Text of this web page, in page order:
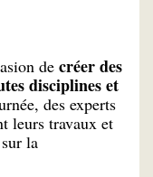
de créer des
disciplines et
des experts
leurs travaux et
la